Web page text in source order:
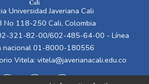
Universidad Javeriana Cali
No 118-250 Cali, Colombia
321-82-00/602-485-64-00 - Línea
nacional 01-8000-180556
Vitela: vitela@javerianacali.edu.co